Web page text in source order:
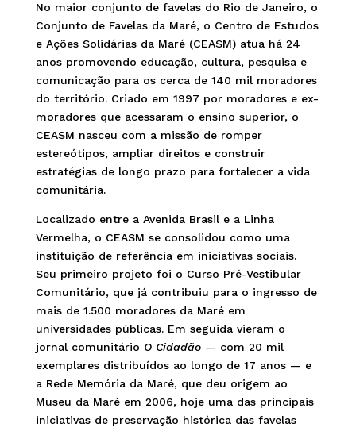
No maior conjunto de favelas do Rio de Janeiro, o
Conjunto de Favelas da Maré, o Centro de Estudos
e Ações Solidárias da Maré (CEASM) atua há 24
anos promovendo educação, cultura, pesquisa e
comunicação para os cerca de 140 mil moradores
do território. Criado em 1997 por moradores e ex-
moradores que acessaram o ensino superior, o
CEASM nasceu com a missão de romper
estereótipos, ampliar direitos e construir
estratégias de longo prazo para fortalecer a vida
comunitária.
Localizado entre a Avenida Brasil e a Linha
Vermelha, o CEASM se consolidou como uma
instituição de referência em iniciativas sociais.
Seu primeiro projeto foi o Curso Pré-Vestibular
Comunitário, que já contribuiu para o ingresso de
mais de 1.500 moradores da Maré em
universidades públicas. Em seguida vieram o
jornal comunitário O Cidadão— com 20 mil
exemplares distribuídos ao longo de 17 anos — e
a Rede Memória da Maré, que deu origem ao
Museu da Maré em 2006, hoje uma das principais
iniciativas de preservação histórica das favelas